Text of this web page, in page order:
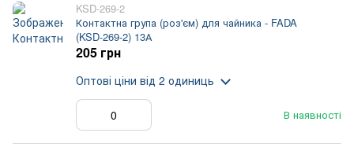
KSD-269-2
Контактна група (роз'єм) для чайника - FADA
(KSD-269-2) 13А
В наявності
205 грн
Оптові ціни від 2 одиниць